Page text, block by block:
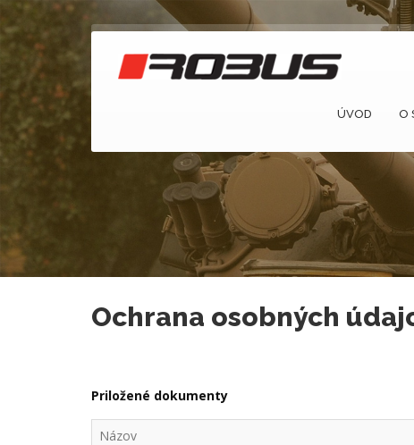
ÚVOD O
Ochrana osobných
Priložené dokumenty
Názov